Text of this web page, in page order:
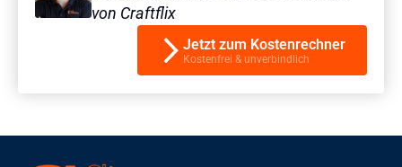
von Craftflix
Jetzt zum Kostenrechner
Kostenfrei & unverbindlich